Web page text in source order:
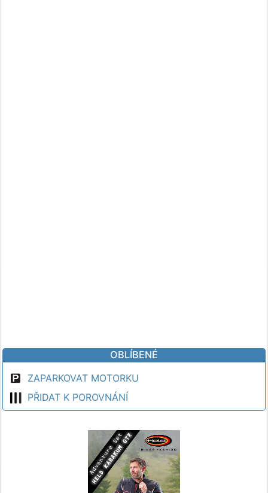
OBLÍBENÉ
ZAPARKOVAT MOTORKU
PŘIDAT K POROVNÁNÍ